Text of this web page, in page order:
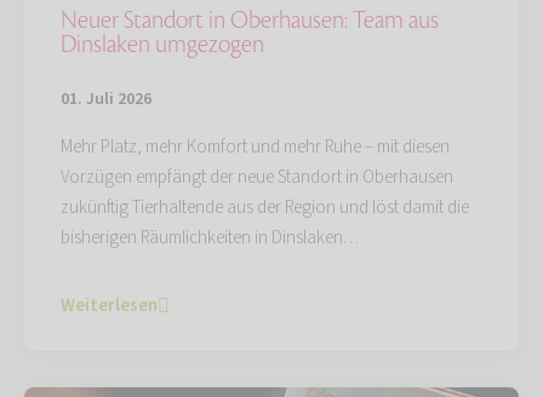
Neuer Standort in Oberhausen: Team aus
Dinslaken umgezogen
01. Juli 2026
Mehr Platz, mehr Komfort und mehr Ruhe – mit diesen
Vorzügen empfängt der neue Standort in Oberhausen
zukünftig Tierhaltende aus der Region und löst damit die
bisherigen Räumlichkeiten in Dinslaken…
Weiterlesen